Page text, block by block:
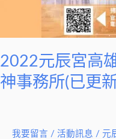
2022元辰宮高
神事務所(已更
我要留言 / 活動訊息 / 元
駐
點
務！！